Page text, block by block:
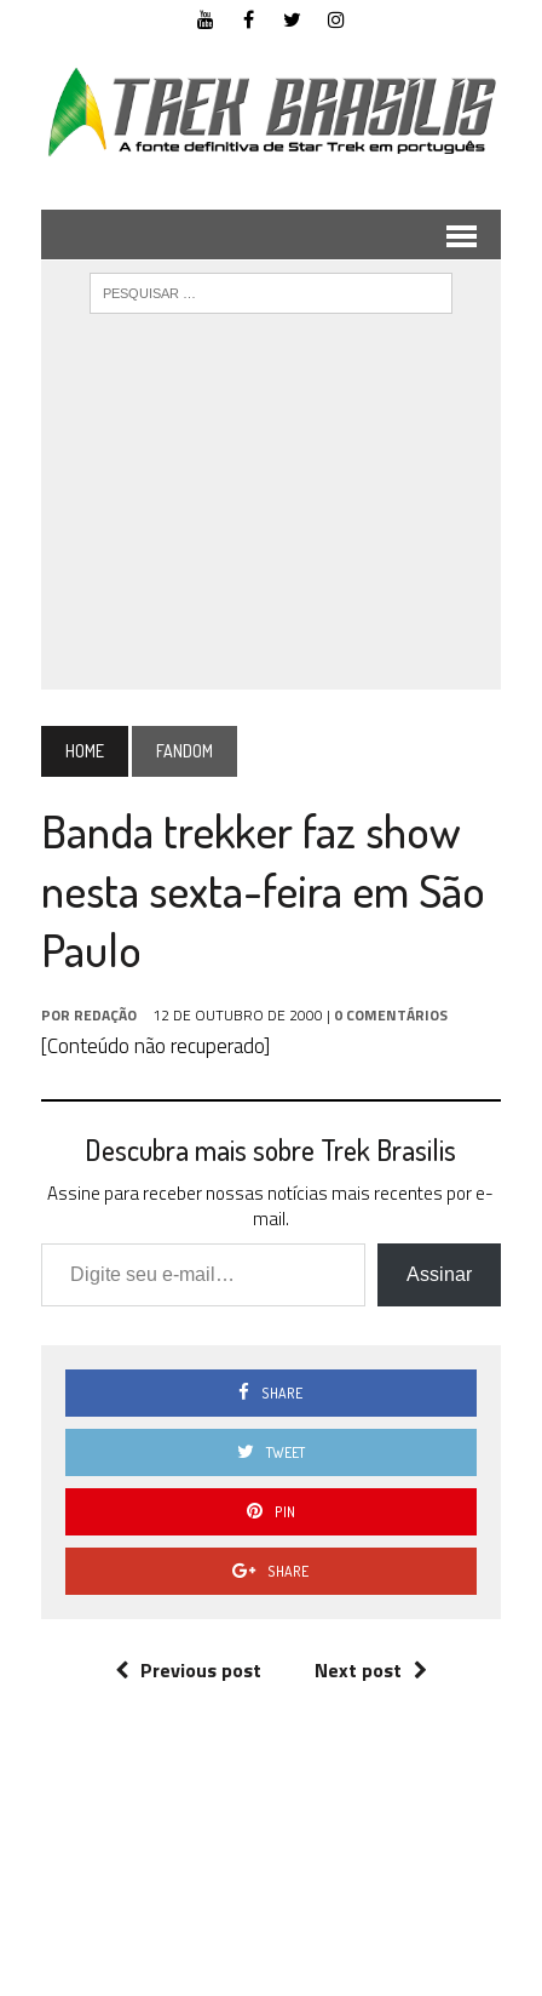
HOME FANDOM
Banda trekker faz show
nesta sexta-feira em São
Paulo
POR REDAÇÃO 12 DE OUTUBRO DE 2000 | 0 COMENTÁRIOS
[Conteúdo não recuperado]
Descubra mais sobre Trek Brasilis
Assine para receber nossas notícias mais recentes por e-
mail.
Digite seu e-mail…
Assinar
SHARE
TWEET
PIN
SHARE
Previous post Next post